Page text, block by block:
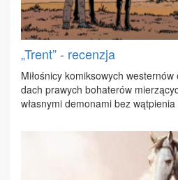
„Trent” - recenzja
Mi­ło­śni­cy ko­mik­so­wych
dach pra­wych bo­ha­te­rów
wła­sny­mi de­mo­na­mi bez wąt­pie­nia